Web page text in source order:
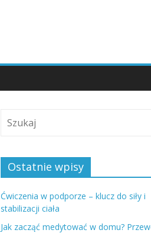
Ostatnie wpisy
Ćwiczenia w podporze – klucz do siły i
stabilizacji ciała
Jak zacząć medytować w domu?